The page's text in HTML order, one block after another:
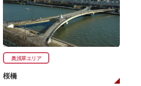
奥浅草エリア
桜橋